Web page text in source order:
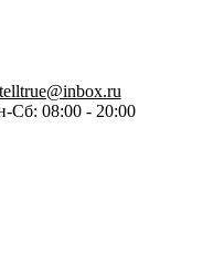
telltrue@inbox.ru
Сб: 08:00 - 20:00